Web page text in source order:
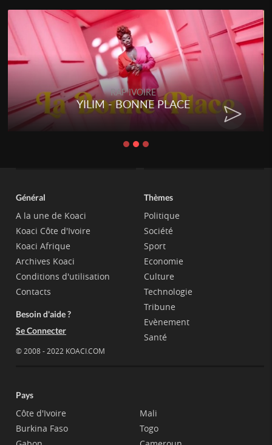
RAP IVOIRE
YILIM - BONNE PLACE
Général
A la une de Koaci
Koaci Côte d'Ivoire
Koaci Afrique
Archives Koaci
Conditions d'utilisation
Contacts
Besoin d'aide ?
Se Connecter
© 2008 - 2022 KOACI.COM
Thèmes
Politique
Société
Sport
Economie
Culture
Technologie
Tribune
Evènement
Santé
Pays
Côte d'Ivoire
Burkina Faso
Mali
Togo